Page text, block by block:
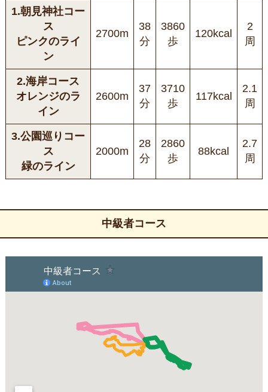
1.朝見神社コー
ス
ピンクのライ
ン
2700m
38
分
3860
歩
120kcal
2
周
2.海岸コース
オレンジのラ
イン
2600m
37
分
3710
歩
117kcal
2.1
周
3.公園巡りコー
ス
緑のライン
2000m
28
分
2860
歩
88kcal
2.7
周
中級者コース